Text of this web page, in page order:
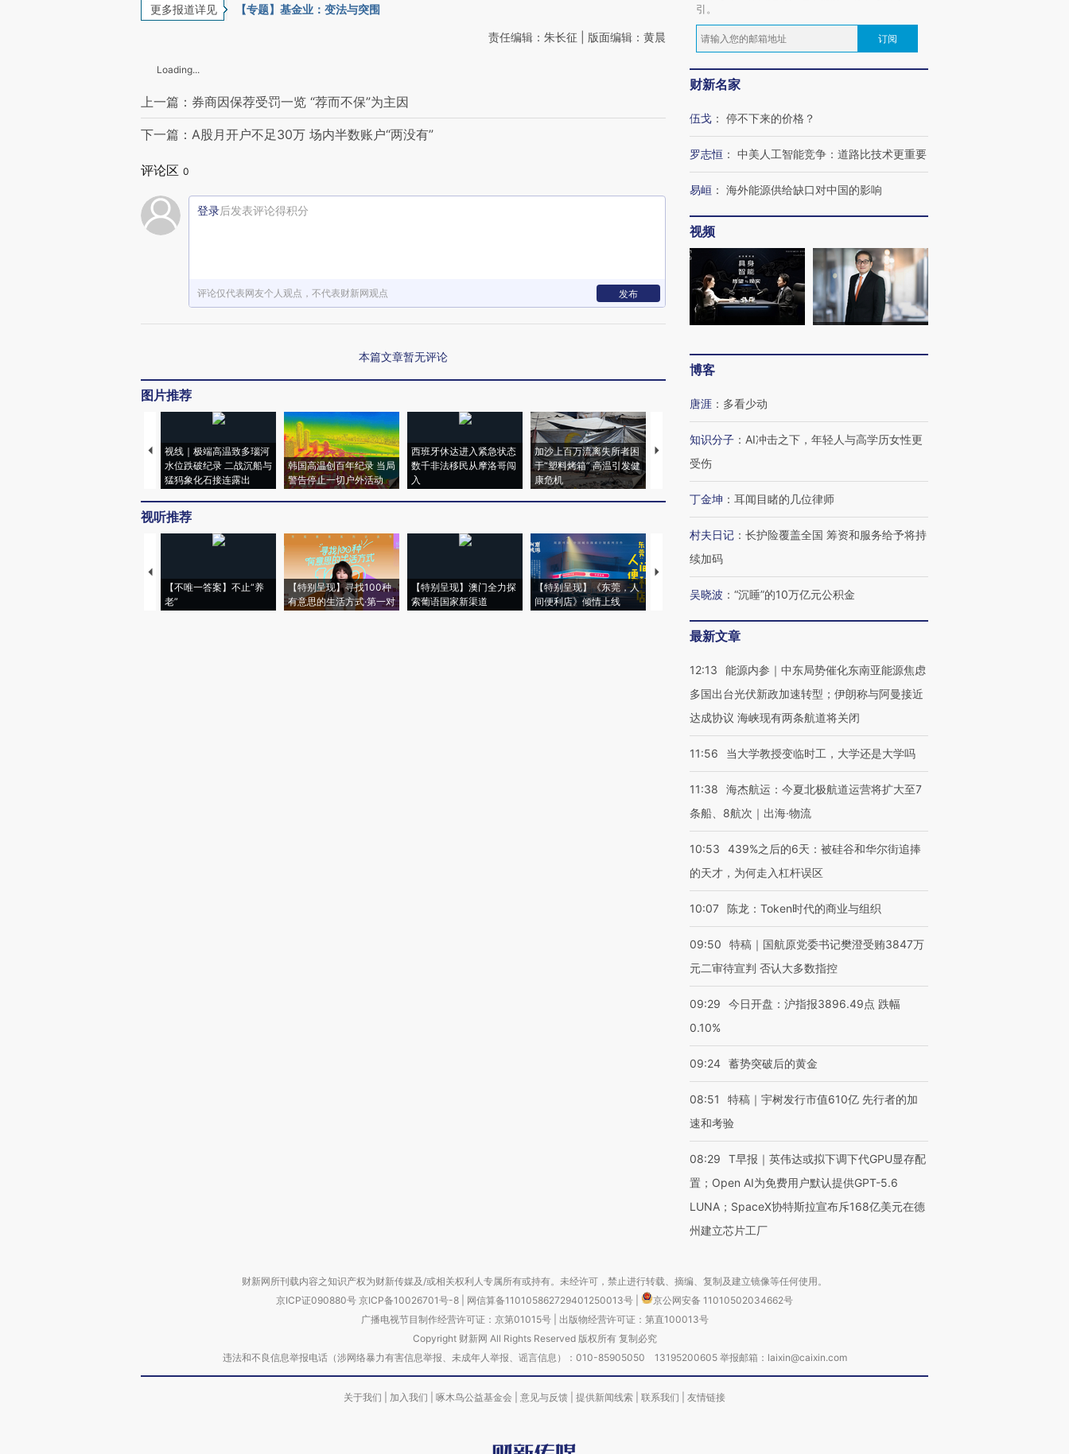
更多报道详见 【专题】基金业：变法与突围
责任编辑：朱长征 | 版面编辑：黄晨
Loading...
上一篇：券商因保荐受罚一览 “荐而不保”为主因
下一篇：A股月开户不足30万 场内半数账户“两没有”
评论区 0
登录后发表评论得积分
评论仅代表网友个人观点，不代表财新网观点 发布
本篇文章暂无评论
图片推荐
视线｜极端高温致多瑙河
水位跌破纪录 二战沉船与
猛犸象化石接连露出
韩国高温创百年纪录 当局
警告停止一切户外活动
西班牙休达进入紧急状态
数千非法移民从摩洛哥闯
入
加沙上百万流离失所者困
于“塑料烤箱” 高温引发健
康危机
视线｜HYROX的吸金
术：是什么让中产们甘
心“花钱找虐”？
毒品
育部长拱下台
视听推荐
【不唯一答案】不止“养
老”
【特别呈现】寻找100种
有意思的生活方式·第一对
【特别呈现】澳门全力探
索葡语国家新渠道
【特别呈现】《东莞，人
间便利店》倾情上线
【推广】走进第四届链博
会，让数智科技“链”接产
【特别呈现】寻找100种
有意思的生活方式·第三对
引。
订阅
财新名家
伍戈 ： 停不下来的价格？
罗志恒 ： 中美人工智能竞争：道路比技术更重要
易峘 ： 海外能源供给缺口对中国的影响
视频
博客
唐涯 ： 多看少动
知识分子 ： AI冲击之下，年轻人与高学历女性更
受伤
丁金坤 ： 耳闻目睹的几位律师
村夫日记 ： 长护险覆盖全国 筹资和服务给予将持
续加码
吴晓波 ： “沉睡”的10万亿元公积金
最新文章
12:13
能源内参｜中东局势催化东南亚能源焦虑
多国出台光伏新政加速转型；伊朗称与阿曼接近
达成协议 海峡现有两条航道将关闭
11:56 当大学教授变临时工，大学还是大学吗
11:38
海杰航运：今夏北极航道运营将扩大至7
条船、8航次｜出海·物流
10:53
439%之后的6天：被硅谷和华尔街追捧
的天才，为何走入杠杆误区
10:07 陈龙：Token时代的商业与组织
09:50
特稿｜国航原党委书记樊澄受贿3847万
元二审待宣判 否认大多数指控
09:29
今日开盘：沪指报3896.49点 跌幅
0.10%
09:24 蓄势突破后的黄金
08:51
特稿｜宇树发行市值610亿 先行者的加
速和考验
08:29
T早报｜英伟达或拟下调下代GPU显存配
置；Open AI为免费用户默认提供GPT-5.6
LUNA；SpaceX协特斯拉宣布斥168亿美元在德
州建立芯片工厂
财新网所刊载内容之知识产权为财新传媒及/或相关权利人专属所有或持有。未经许可，禁止进行转载、摘编、复制及建立镜像等任何使用。
京ICP证090880号 京ICP备10026701号-8 网信算备110105862729401250013号
京公网安备 11010502034662号
广播电视节目制作经营许可证：京第01015号| 出版物经营许可证：第直100013号
Copyright 财新网 All Rights Reserved 版权所有 复制必究
违法和不良信息举报电话（涉网络暴力有害信息举报、未成年人举报、谣言信息）：010-85905050 13195200605 举报邮箱：laixin@caixin.com
关于我们 加入我们 啄木鸟公益基金会 意见与反馈 提供新闻线索 联系我们 友情链接